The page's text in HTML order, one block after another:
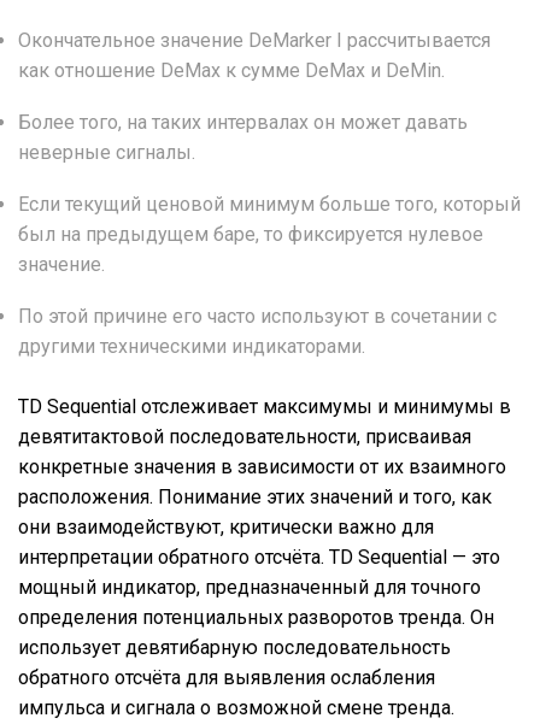
Окончательное значение DeMarker I рассчитывается
как отношение DeMax к сумме DeMax и DeMin.
Более того, на таких интервалах он может давать
неверные сигналы.
Если текущий ценовой минимум больше того, который
был на предыдущем баре, то фиксируется нулевое
значение.
По этой причине его часто используют в сочетании с
другими техническими индикаторами.
TD Sequential отслеживает максимумы и минимумы в
девятитактовой последовательности, присваивая
конкретные значения в зависимости от их взаимного
расположения. Понимание этих значений и того, как
они взаимодействуют, критически важно для
интерпретации обратного отсчёта. TD Sequential — это
мощный индикатор, предназначенный для точного
определения потенциальных разворотов тренда. Он
использует девятибарную последовательность
обратного отсчёта для выявления ослабления
импульса и сигнала о возможной смене тренда.